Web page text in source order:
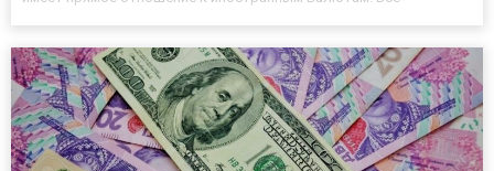
уточняется тут o...